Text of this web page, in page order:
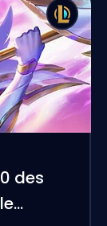
des